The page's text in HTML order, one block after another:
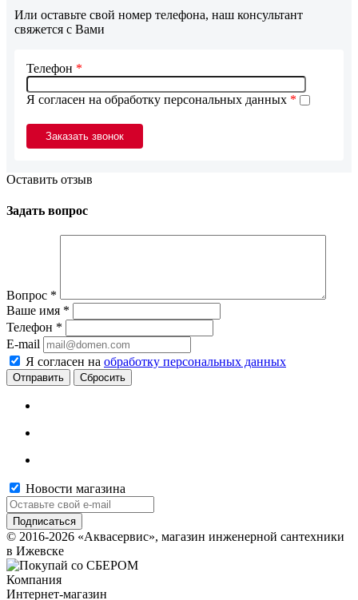
Или оставьте свой номер телефона, наш консультант
свяжется с Вами
Я согласен на обработку персональных данных *
Телефон *
Оставить отзыв
Задать вопрос
Вопрос *
Ваше имя *
Телефон *
E-mail
Я согласен на обработку персональных данных
Сбросить
Новости магазина
© 2016-2026 «Аквасервис», магазин инженерной сантехники
в Ижевске
Компания
Интернет-магазин